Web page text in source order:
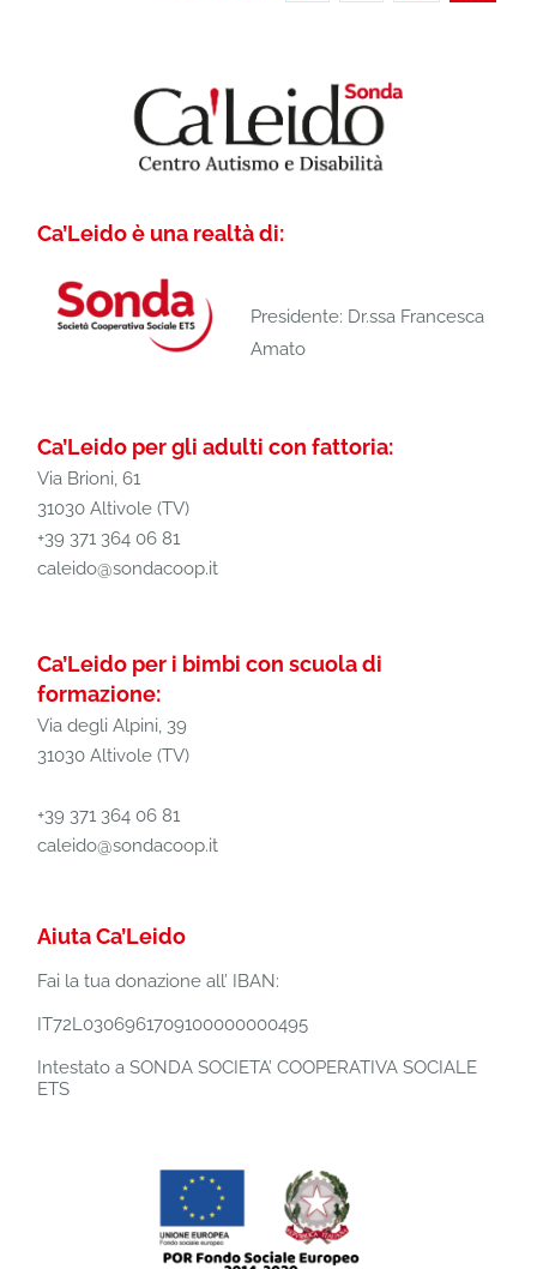
Ca’Leido è una realtà di:
Presidente: Dr.ssa Francesca
Amato
Ca’Leido per gli adulti con fattoria:
Via Brioni, 61
31030 Altivole (TV)
+39 371 364 06 81
caleido@sondacoop.it
Ca’Leido per i bimbi con scuola di
formazione:
Via degli Alpini, 39
31030 Altivole (TV)
+39 371 364 06 81
caleido@sondacoop.it
Aiuta Ca’Leido
Fai la tua donazione all’ IBAN:
IT72L0306961709100000000495
Intestato a SONDA SOCIETA’ COOPERATIVA SOCIALE
ETS